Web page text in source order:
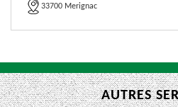
33700 Merignac
AUTRES